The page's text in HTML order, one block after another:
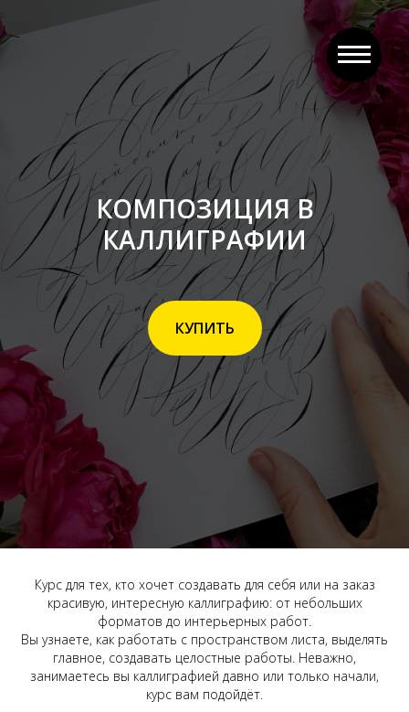
КОМПОЗИЦИЯ В
КАЛЛИГРАФИИ
КУПИТЬ
Курс для тех, кто хочет создавать для себя или на заказ
красивую, интересную каллиграфию: от небольших
форматов до интерьерных работ.
Вы узнаете, как работать с пространством листа, выделять
главное, создавать целостные работы. Неважно,
занимаетесь вы каллиграфией давно или только начали,
курс вам подойдёт.